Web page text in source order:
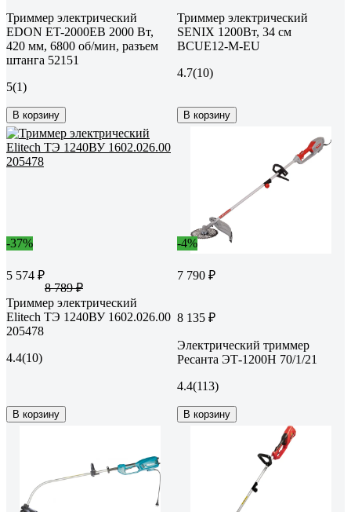
Триммер электрический
EDON ET-2000EB 2000 Вт,
420 мм, 6800 об/мин, разъем
штанга 52151
5(1)
В корзину
Триммер электрический
SENIX 1200Вт, 34 см
BCUE12-M-EU
4.7(10)
В корзину
-37%
5 574 ₽
8 789 ₽
Триммер электрический
Elitech ТЭ 1240ВУ 1602.026.00
205478
4.4(10)
В корзину
-4%
7 790 ₽
8 135 ₽
Электрический триммер
Ресанта ЭТ-1200Н 70/1/21
4.4(113)
В корзину